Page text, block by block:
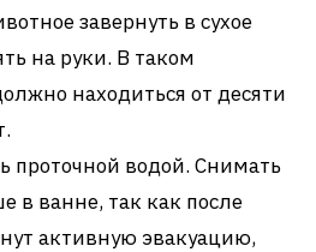
завернуть в сухое
на руки. В таком
находиться от десяти
проточной водой. Снимать
в ванне, так как после
активную эвакуацию,